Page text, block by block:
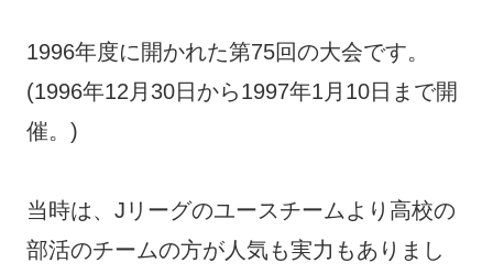
1996年度に開かれた第75回の大会です。
(1996年12月30日から1997年1月10日まで開
催。)
当時は、Jリーグのユースチームより高校の
部活のチームの方が人気も実力もありまし